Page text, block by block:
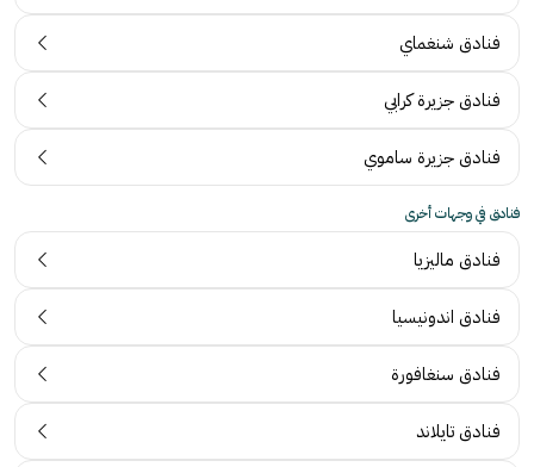
فنادق شنغماي
فنادق جزيرة كرابي
فنادق جزيرة ساموي
فنادق في وجهات أخرى
فنادق ماليزيا
فنادق اندونيسيا
فنادق سنغافورة
فنادق تايلاند